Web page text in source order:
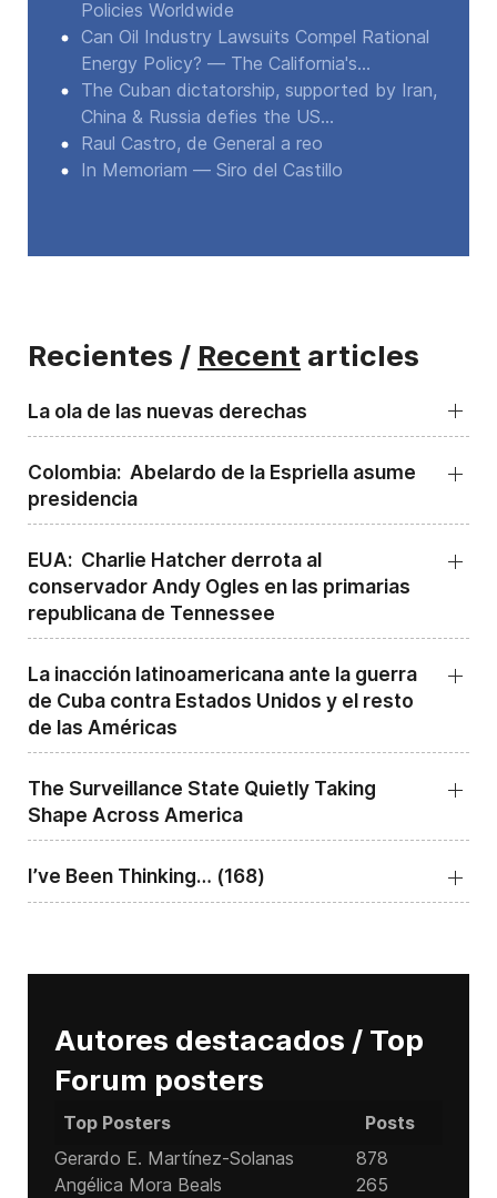
Policies Worldwide
Can Oil Industry Lawsuits Compel Rational
Energy Policy? — The California's...
The Cuban dictatorship, supported by Iran,
China & Russia defies the US...
Raul Castro, de General a reo
In Memoriam — Siro del Castillo
Recientes / Recent articles
La ola de las nuevas derechas
Colombia: Abelardo de la Espriella asume
presidencia
EUA: Charlie Hatcher derrota al
conservador Andy Ogles en las primarias
republicana de Tennessee
La inacción latinoamericana ante la guerra
de Cuba contra Estados Unidos y el resto
de las Américas
The Surveillance State Quietly Taking
Shape Across America
I’ve Been Thinking… (168)
Autores destacados / Top
Forum posters
Top Posters
Posts
Gerardo E. Martínez-Solanas
878
Angélica Mora Beals
265